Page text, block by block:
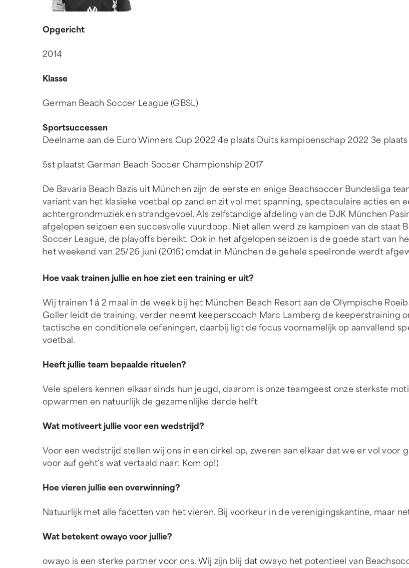
Opgericht
2014
Klasse
German Beach Soccer League (GBSL)
Sportsuccessen
Deelname aan de Euro Winners Cup 2022 4e plaats Duits kampioenschap 2022 3e
5st plaatst German Beach Soccer Championship 2017
De Bavaria Beach Bazis uit München zijn de eerste en enige Beachsoccer Bundesliga
variant van het klasieke voetbal op zand en zit vol met spanning, spectaculaire acties
achtergrondmuziek en strandgevoel. Als zelfstandige afdeling van de DJK München
afgelopen seizoen een succesvolle vuurdoop. Niet allen werd ze kampioen van de staat
Soccer League, de playoffs bereikt. Ook in het afgelopen seizoen is de goede start van
het weekend van 25/26 juni (2016) omdat in München de gehele speelronde werdt
Hoe vaak trainen jullie en hoe ziet een training er uit?
Wij trainen 1 á 2 maal in de week bij het München Beach Resort aan de Olympische
Goller leidt de training, verder neemt keeperscoach Marc Lamberg de keeperstraining
tactische en conditionele oefeningen, daarbij ligt de focus voornamelijk op aanvallend
voetbal.
Heeft jullie team bepaalde rituelen?
Vele spelers kennen elkaar sinds hun jeugd, daarom is onze teamgeest onze sterkste
opwarmen en natuurlijk de gezamenlijke derde helft
Wat motiveert jullie voor een wedstrijd?
Voor een wedstrijd stellen wij ons in een cirkel op, zweren aan elkaar dat we er vol voor
voor auf geht’s wat vertaald naar: Kom op!)
Hoe vieren jullie een overwinning?
Natuurlijk met alle facetten van het vieren. Bij voorkeur in de verenigingskantine, maar
Wat betekent owayo voor jullie?
owayo is een sterke partner voor ons. Wij zijn blij dat owayo het potentieel van